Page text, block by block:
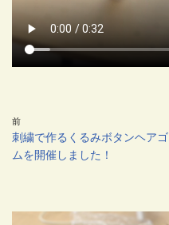
前
刺繍で作るくるみボタンヘアゴ
ムを開催しました！